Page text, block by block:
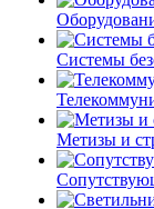
Системы
Метизы и